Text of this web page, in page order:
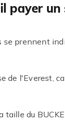
payer
se prennent
de l'Everest,
taille du